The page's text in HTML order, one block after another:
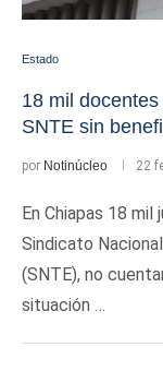
Estado
18 mil
SNTE sin
por Notinúcleo 22
En Chiapas 18
Sindicato
(SNTE), no
situación …